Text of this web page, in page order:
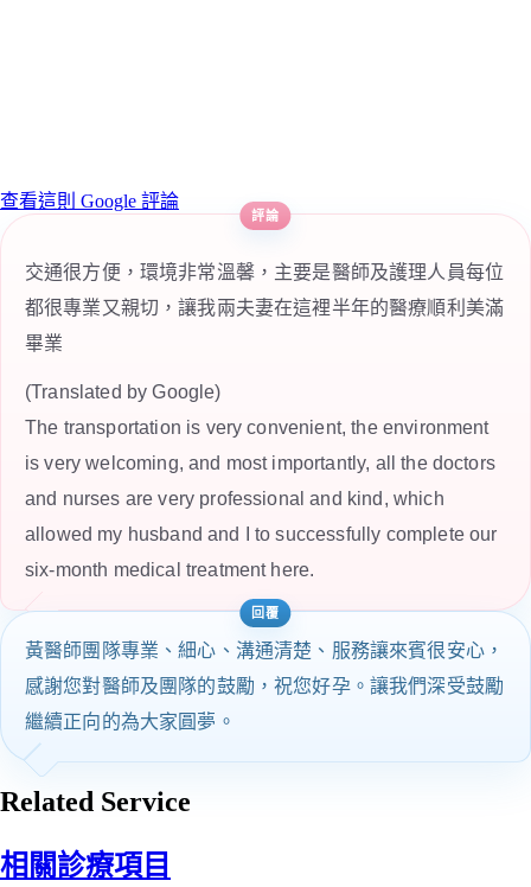
查看這則 Google 評論
交通很方便，環境非常溫馨，主要是醫師及護理人員每位
都很專業又親切，讓我兩夫妻在這裡半年的醫療順利美滿
畢業
(Translated by Google)
The transportation is very convenient, the environment
is very welcoming, and most importantly, all the doctors
and nurses are very professional and kind, which
allowed my husband and I to successfully complete our
six-month medical treatment here.
黃醫師團隊專業、細心、溝通清楚、服務讓來賓很安心，
感謝您對醫師及團隊的鼓勵，祝您好孕。讓我們深受鼓勵
繼續正向的為大家圓夢。
Related Service
相關診療項目